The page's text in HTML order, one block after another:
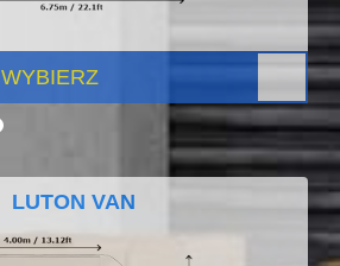
WYBIERZ
LUTON VAN